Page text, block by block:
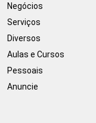
Negócios
Serviços
Diversos
Aulas e Cursos
Pessoais
Anuncie